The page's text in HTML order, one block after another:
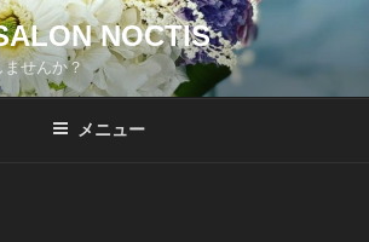
NOCTIS
せんか？
メニュー